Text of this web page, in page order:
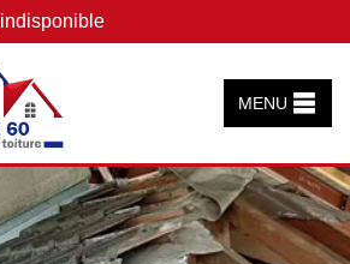
indisponible
MENU